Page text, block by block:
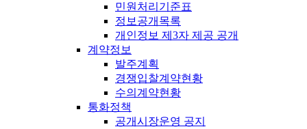
민원처리기준표
정보공개목록
개인정보 제3자 제공 공개
계약정보
발주계획
경쟁입찰계약현황
수의계약현황
통화정책
공개시장운영 공지